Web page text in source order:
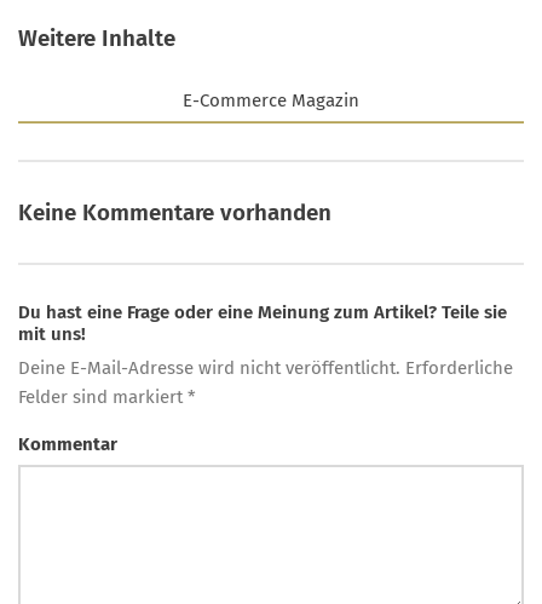
Weitere Inhalte
E-Commerce Magazin
Keine Kommentare vorhanden
Du hast eine Frage oder eine Meinung zum Artikel? Teile sie
mit uns!
Deine E-Mail-Adresse wird nicht veröffentlicht. Erforderliche
Felder sind markiert *
Kommentar